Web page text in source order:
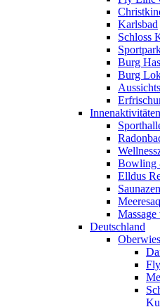
Karlsbad
Schloss
Burg
Burg
Innenaktivitäten
Bowling
Elldus
Deutschland